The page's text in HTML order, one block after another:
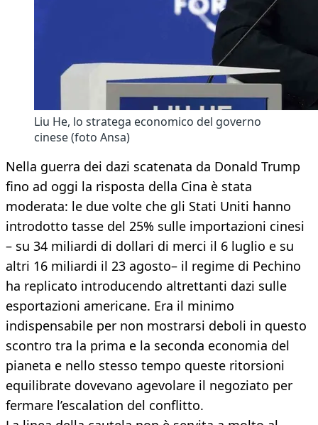
Liu He, lo stratega economico del governo
cinese (foto Ansa)
Nella guerra dei dazi scatenata da Donald Trump
fino ad oggi la risposta della Cina è stata
moderata: le due volte che gli Stati Uniti hanno
introdotto tasse del 25% sulle importazioni cinesi
– su 34 miliardi di dollari di merci il 6 luglio e su
altri 16 miliardi il 23 agosto– il regime di Pechino
ha replicato introducendo altrettanti dazi sulle
esportazioni americane. Era il minimo
indispensabile per non mostrarsi deboli in questo
scontro tra la prima e la seconda economia del
pianeta e nello stesso tempo queste ritorsioni
equilibrate dovevano agevolare il negoziato per
fermare l’escalation del conflitto.